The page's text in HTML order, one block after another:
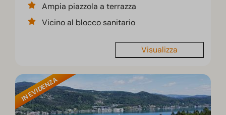
Ampia piazzola a terrazza
Vicino al blocco sanitario
Visualizza
IN EVIDENZA